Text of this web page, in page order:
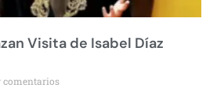
Visita de Isabel Díaz
comentarios